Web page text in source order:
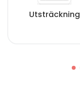
Utsträckning